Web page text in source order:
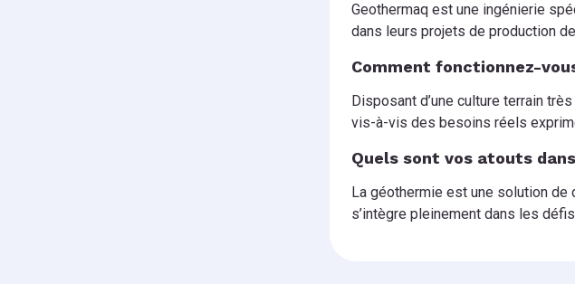
Geothermaq est une ingénierie
dans leurs projets de production
Comment fonctionnez-
Disposant d’une culture terrain
vis-à-vis des besoins réels
Quels sont vos atouts
La géothermie est une solution
s’intègre pleinement dans les